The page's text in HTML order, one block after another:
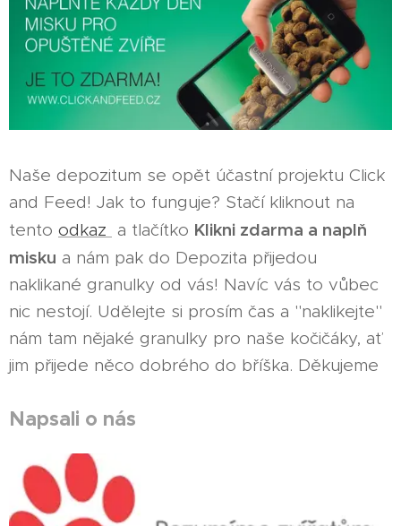
Naše depozitum se opět účastní projektu Click
and Feed! Jak to funguje? Stačí kliknout na
tento odkaz a tlačítko Klikni zdarma a naplň
misku a nám pak do Depozita přijedou
naklikané granulky od vás! Navíc vás to vůbec
nic nestojí. Udělejte si prosím čas a "naklikejte"
nám tam nějaké granulky pro naše kočičáky, ať
jim přijede něco dobrého do bříška. Děkujeme
Napsali o nás